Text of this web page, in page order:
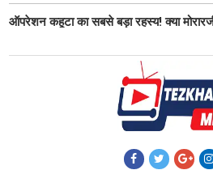
बढ़ी हलचल
ऑपरेशन कहूटा का सबसे बड़ा रहस्य! क्या